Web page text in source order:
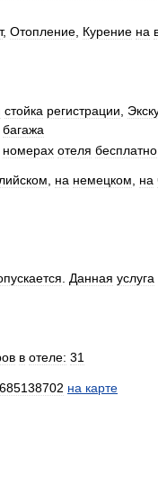
, Отопление Курение на
стойка регистрации
багажа
номерах отеля бесплатно
на немецком на
Данная услуга
в отеле: 31
на карте